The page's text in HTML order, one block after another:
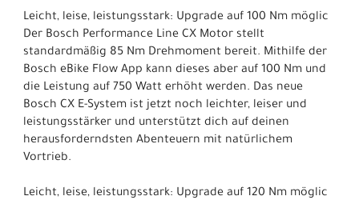
Leicht, leise, leistungsstark: Upgrade auf 100 Nm möglic
Der Bosch Performance Line CX Motor stellt
standardmäßig 85 Nm Drehmoment bereit. Mithilfe der
Bosch eBike Flow App kann dieses aber auf 100 Nm und
die Leistung auf 750 Watt erhöht werden. Das neue
Bosch CX E-System ist jetzt noch leichter, leiser und
leistungsstärker und unterstützt dich auf deinen
herausforderndsten Abenteuern mit natürlichem
Vortrieb.
Leicht, leise, leistungsstark: Upgrade auf 120 Nm möglic